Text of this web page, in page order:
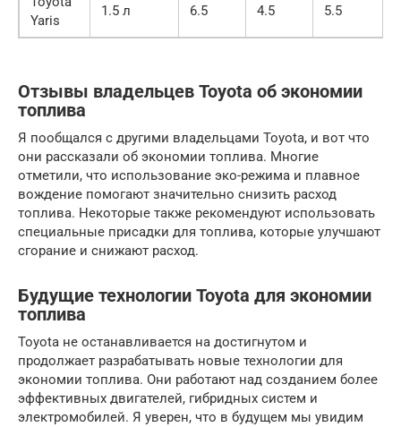
Yaris
1.5 л 6.5 4.5 5.5
Отзывы владельцев Toyota об экономии
топлива
Я пообщался с другими владельцами Toyota, и вот что
они рассказали об экономии топлива. Многие
отметили, что использование эко-режима и плавное
вождение помогают значительно снизить расход
топлива. Некоторые также рекомендуют использовать
специальные присадки для топлива, которые улучшают
сгорание и снижают расход.
Будущие технологии Toyota для экономии
топлива
Toyota не останавливается на достигнутом и
продолжает разрабатывать новые технологии для
экономии топлива. Они работают над созданием более
эффективных двигателей, гибридных систем и
электромобилей. Я уверен, что в будущем мы увидим